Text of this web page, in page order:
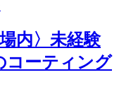
内〉未経験
コーティング